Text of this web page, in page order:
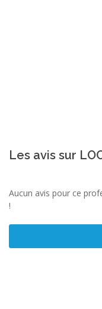
Les avis sur
Aucun avis pour ce
!